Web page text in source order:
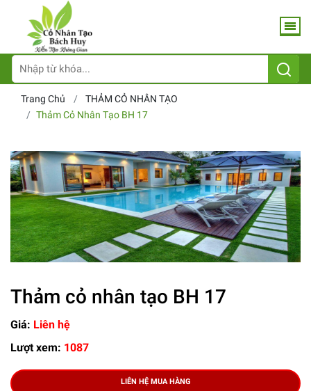
Trang Chủ
THẢM CỎ NHÂN TẠO
Thảm Cỏ Nhân Tạo BH 17
Thảm cỏ nhân tạo BH 17
Giá: Liên hệ
Lượt xem: 1087
LIÊN HỆ MUA HÀNG